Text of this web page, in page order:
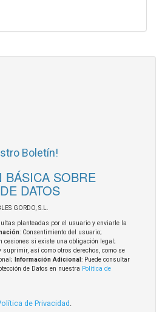
Boletín!
BÁSICA SOBRE
DATOS
GORDO, S.L.
planteadas por el usuario y enviarle la
: Consentimiento del usuario;
cesiones si existe una obligación legal;
suprimir, así como otros derechos, como se
Información Adicional : Puede consultar
de Datos en nuestra Política de
de Privacidad